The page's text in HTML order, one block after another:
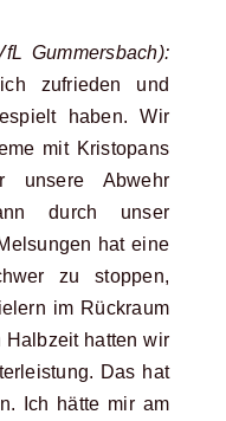
Gummersbach):
zufrieden und
haben. Wir
mit Kristopans
unsere Abwehr
durch unser
hat eine
zu stoppen,
im Rückraum
Halbzeit hatten wir
Das hat
Ich hätte mir am